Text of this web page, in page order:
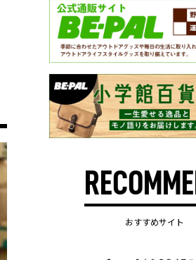
おすすめサイト